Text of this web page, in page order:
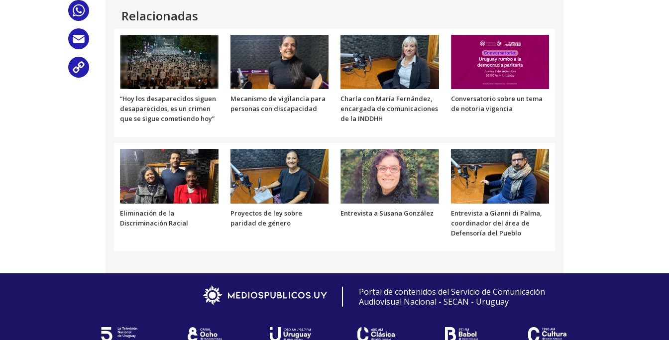
WhatsApp
volumen.
Relacionadas
“Hoy los desaparecidos siguen
desaparecidos, es un crimen
que se sigue cometiendo hoy”
Mecanismo de vigilancia para
personas con discapacidad
Charla con María Fernández,
encargada de comunicaciones
de la INDDHH
Conversatorio sobre un tema
de notoria vigencia
Eliminación de la
Discriminación Racial
Proyectos de ley sobre
paridad de género
Entrevista a Susana González
Entrevista a Gianni di Palma,
coordinador del área de
Defensoría del Pueblo
Portal de contenidos del Servicio de Comunicación
Audiovisual Nacional - SECAN - Uruguay